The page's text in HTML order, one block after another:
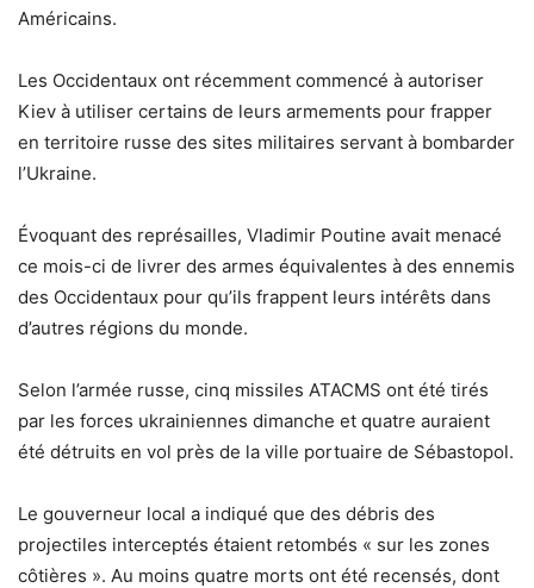
Américains.
Les Occidentaux ont récemment commencé à autoriser
Kiev à utiliser certains de leurs armements pour frapper
en territoire russe des sites militaires servant à bombarder
l’Ukraine.
Évoquant des représailles, Vladimir Poutine avait menacé
ce mois-ci de livrer des armes équivalentes à des ennemis
des Occidentaux pour qu’ils frappent leurs intérêts dans
d’autres régions du monde.
Selon l’armée russe, cinq missiles ATACMS ont été tirés
par les forces ukrainiennes dimanche et quatre auraient
été détruits en vol près de la ville portuaire de Sébastopol.
Le gouverneur local a indiqué que des débris des
projectiles interceptés étaient retombés « sur les zones
côtières ». Au moins quatre morts ont été recensés, dont